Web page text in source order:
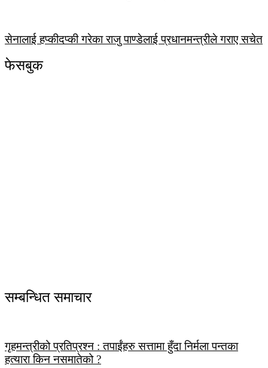
सेनालाई हप्कीदप्की गरेका राजु पाण्डेलाई प्रधानमन्त्रीले गराए सचेत
फेसबुक
सम्बन्धित समाचार
गृहमन्त्रीको प्रतिप्रश्न : तपाईंहरु सत्तामा हुँदा निर्मला पन्तका
हत्यारा किन नसमातेको ?